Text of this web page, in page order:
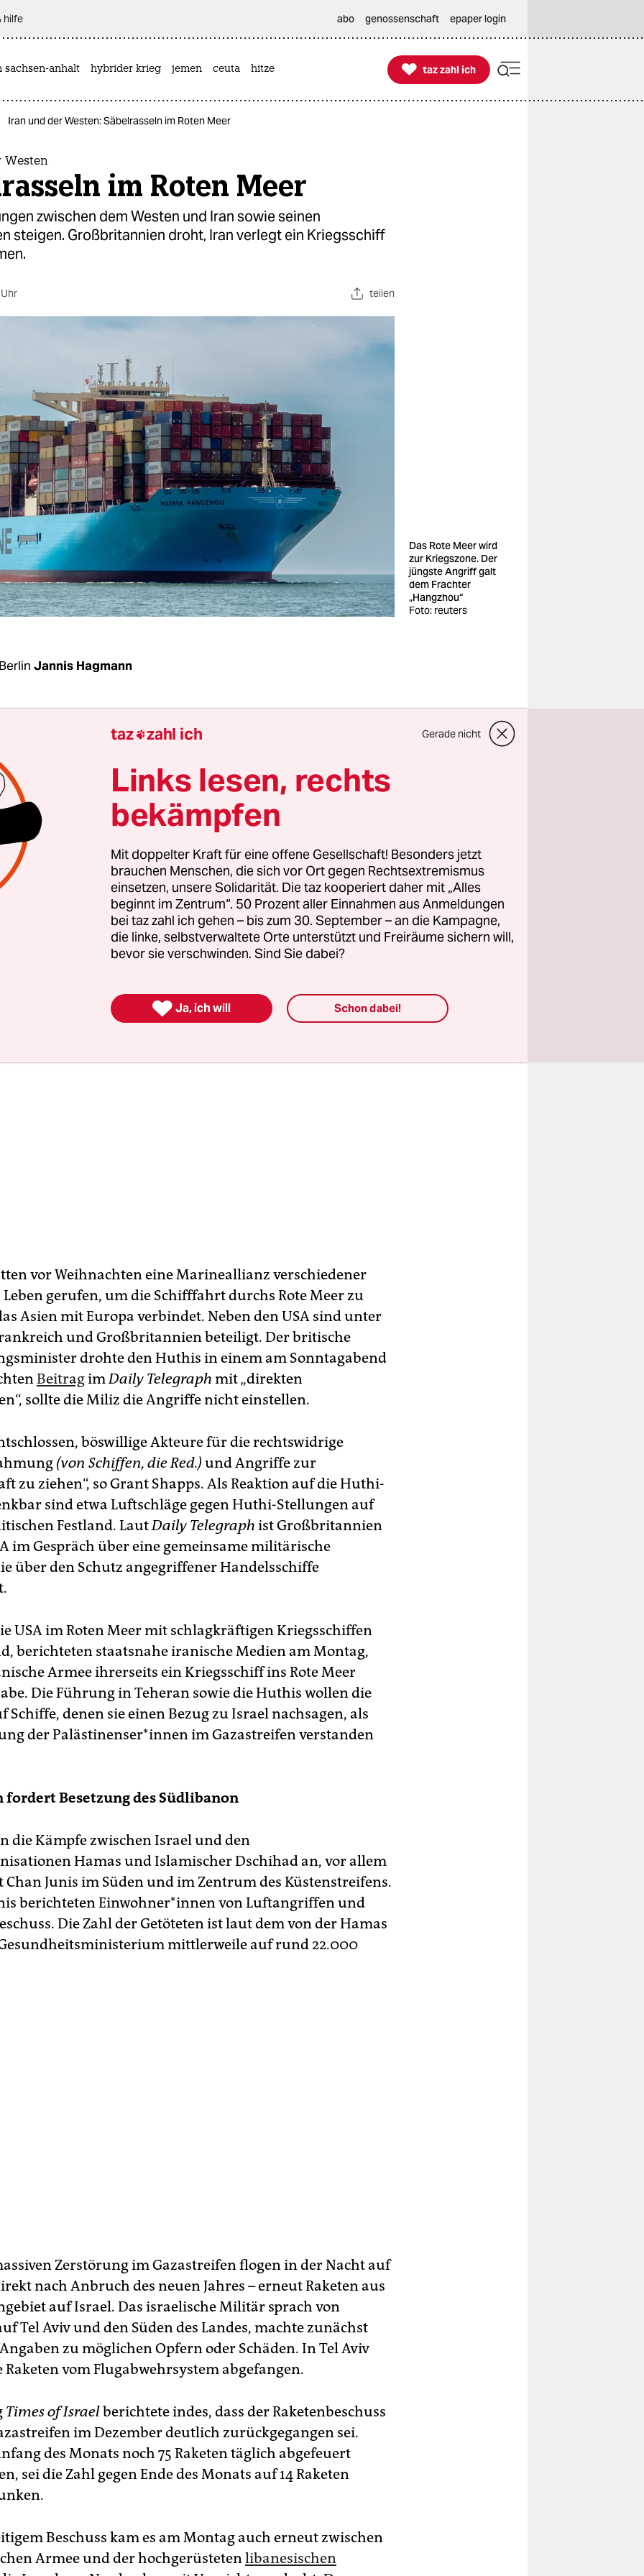
hilfe abo genossenschaft epaper login
sachsen-anhalt hybrider krieg jemen ceuta hitze 
taz zahl ich
taz zahl ich
Iran und der Westen: Säbelrasseln im Roten Meer
Westen
im Roten Meer
zwischen dem Westen und Iran sowie seinen
steigen. Großbritannien droht, Iran verlegt ein Kriegsschiff
teilen
Das Rote Meer wird
zur Kriegszone. Der
jüngste Angriff galt
dem Frachter
„Hangzhou“
Foto: reuters
Jannis Hagmann
des Gazakriegs , der mit unverminderter Härte
geht, wachsen die internationalen Spannungen. Neben
Nachbarland Libanon könnte vor allem der Konflikt
eskalieren. Dort greift die vom Iran unterstützte Huthi-
Jemen seit Wochen Handelsschiffe an.
schoss die US-Marine zwei Antischiffsraketen ab und
kleinere Boote, mit denen die Huthis US-Angaben
Frachter angegriffen hatten. Ein viertes Boot samt
fliehen. Huthi-Angaben zufolge wurden zehn
getötet. Die Reederei Maersk setzte ihre Schifffahrt in der
der Angriffe erneut vorübergehend aus. Zuvor hatte das
vor Weihnachten eine Marineallianz verschiedener
Leben gerufen, um die Schifffahrt durchs Rote Meer zu
Asien mit Europa verbindet. Neben den USA sind unter
und Großbritannien beteiligt. Der britische
drohte den Huthis in einem am Sonntagabend
BeitragimDaily Telegraph mit „direkten
sollte die Miliz die Angriffe nicht einstellen.
böswillige Akteure für die rechtswidrige
(von Schiffen, die Red.) und Angriffe zur
zu ziehen“, so Grant Shapps. Als Reaktion auf die Huthi-
sind etwa Luftschläge gegen Huthi-Stellungen auf
Festland. LautDaily Telegraph ist Großbritannien
im Gespräch über eine gemeinsame militärische
über den Schutz angegriffener Handelsschiffe
USA im Roten Meer mit schlagkräftigen Kriegsschiffen
berichteten staatsnahe iranische Medien am Montag,
Armee ihrerseits ein Kriegsschiff ins Rote Meer
Die Führung in Teheran sowie die Huthis wollen die
Schiffe, denen sie einen Bezug zu Israel nachsagen, als
der Pa­läs­ti­nen­se­r*in­nen im Gazastreifen verstanden
fordert Besetzung des Südlibanon
die Kämpfe zwischen Israel und den
Hamas und Islamischer Dschihad an, vor allem
Chan Junis im Süden und im Zentrum des Küstenstreifens.
berichteten Ein­woh­ne­r*in­nen von Luftangriffen und
Die Zahl der Getöteten ist laut dem von der Hamas
mittlerweile auf rund 22.000
Zerstörung im Gazastreifen flogen in der Nacht auf
nach Anbruch des neuen Jahres – erneut Raketen aus
auf Israel. Das israelische Militär sprach von
Tel Aviv und den Süden des Landes, machte zunächst
zu möglichen Opfern oder Schäden. In Tel Aviv
vom Flugabwehrsystem abgefangen.
Times of Israelberichtete indes, dass der Raketenbeschuss
im Dezember deutlich zurückgegangen sei.
des Monats noch 75 Raketen täglich abgefeuert
sei die Zahl gegen Ende des Monats auf 14 Raketen
Beschuss kam es am Montag auch erneut zwischen
Armee und der hochgerüstetenlibanesischen
taz zahl ich Gerade nicht
Links lesen, rechts
bekämpfen
Mit doppelter Kraft für eine offene Gesellschaft! Besonders jetzt
brauchen Menschen, die sich vor Ort gegen Rechtsextremismus
einsetzen, unsere Solidarität. Die taz kooperiert daher mit „Alles
beginnt im Zentrum“. 50 Prozent aller Einnahmen aus Anmeldungen
bei taz zahl ich gehen – bis zum 30. September – an die Kampagne,
die linke, selbstverwaltete Orte unterstützt und Freiräume sichern will,
bevor sie verschwinden. Sind Sie dabei?
 Ja, ich will Schon dabei!